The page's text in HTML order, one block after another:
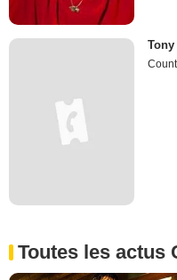
Toutes les actus